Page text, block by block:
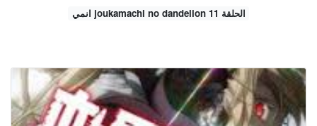
انمي joukamachi no dandelion الحلقة 11